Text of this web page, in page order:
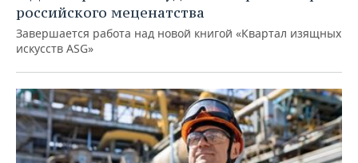
российского меценатства
Завершается работа над новой книгой «Квартал изящных
искусств ASG»